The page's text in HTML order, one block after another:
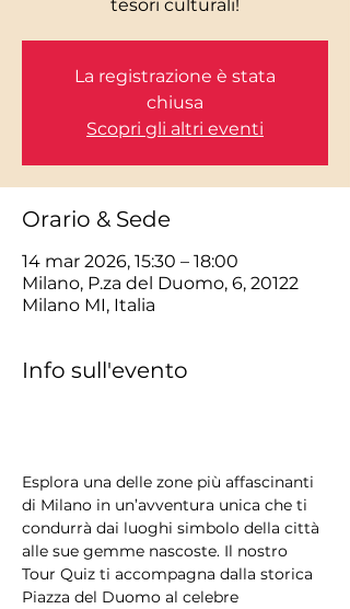
La registrazione è stata
chiusa
Scopri gli altri eventi
Orario & Sede
14 mar 2026, 15:30 – 18:00
Milano, P.za del Duomo, 6, 20122
Milano MI, Italia
Info sull'evento
Esplora una delle zone più affascinanti
di Milano in un’avventura unica che ti
condurrà dai luoghi simbolo della città
alle sue gemme nascoste. Il nostro
Tour Quiz ti accompagna dalla storica
Piazza del Duomo al celebre